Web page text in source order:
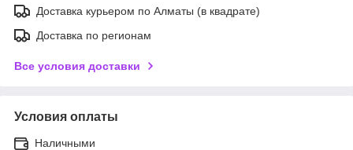
Доставка курьером по Алматы (в квадрате)
Доставка по регионам
Все условия доставки
Условия оплаты
Наличными